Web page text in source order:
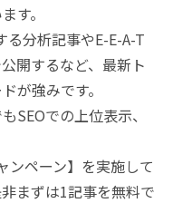
す。
分析記事やE-E-A-T
開するなど、最新ト
が強みです。
SEOでの上位表示、
ンペーン】を実施して
まずは1記事を無料で